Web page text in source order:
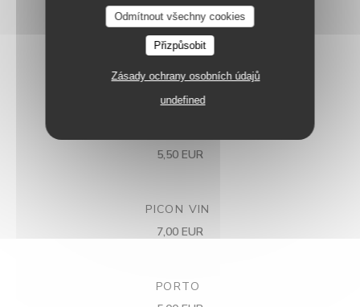
Odmítnout všechny cookies
Přizpůsobit
Zásady ochrany osobních údajů
undefined
RICARD
4,50 EUR
5,50 EUR
PICON VIN
7,00 EUR
PORTO